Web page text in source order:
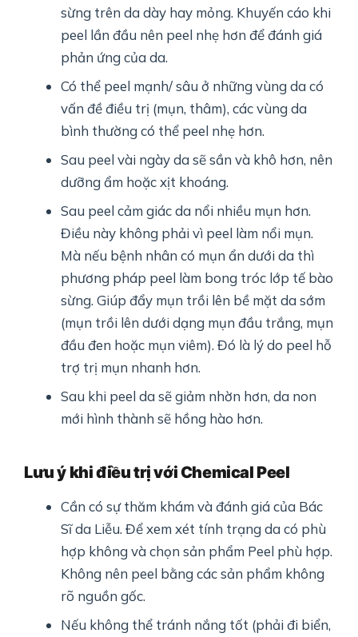
sừng trên da dày hay mỏng. Khuyến cáo khi
peel lần đầu nên peel nhẹ hơn để đánh giá
phản ứng của da.
Có thể peel mạnh/ sâu ở những vùng da có
vấn đề điều trị (mụn, thâm), các vùng da
bình thường có thể peel nhẹ hơn.
Sau peel vài ngày da sẽ sần và khô hơn, nên
dưỡng ẩm hoặc xịt khoáng.
Sau peel cảm giác da nổi nhiều mụn hơn.
Điều này không phải vì peel làm nổi mụn.
Mà nếu bệnh nhân có mụn ẩn dưới da thì
phương pháp peel làm bong tróc lớp tế bào
sừng. Giúp đẩy mụn trồi lên bề mặt da sớm
(mụn trồi lên dưới dạng mụn đầu trắng, mụn
đầu đen hoặc mụn viêm). Đó là lý do peel hỗ
trợ trị mụn nhanh hơn.
Sau khi peel da sẽ giảm nhờn hơn, da non
mới hình thành sẽ hồng hào hơn.
Lưu ý khi điều trị với Chemical Peel
Cần có sự thăm khám và đánh giá của Bác
Sĩ da Liễu. Để xem xét tính trạng da có phù
hợp không và chọn sản phẩm Peel phù hợp.
Không nên peel bằng các sản phẩm không
rõ nguồn gốc.
Nếu không thể tránh nắng tốt (phải đi biển,